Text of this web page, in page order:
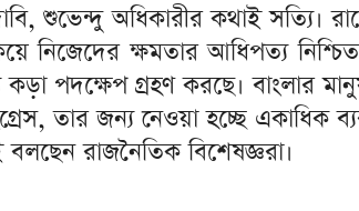
শুভেন্দু অধিকারীর কথাই
নিজেদের ক্ষমতার আধিপত্য
কড়া পদক্ষেপ গ্রহণ করছে। বাংলার
তার জন্য নেওয়া হচ্ছে একাধিক
রাজনৈতিক বিশেষজ্ঞরা।